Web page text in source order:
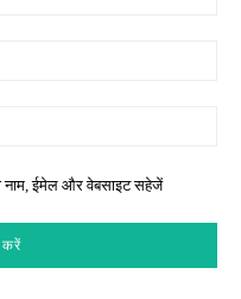
नाम, ईमेल और वेबसाइट सहेजें